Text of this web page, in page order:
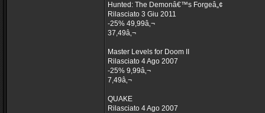
Hunted: The Demonâ€™s Forgeâ„¢
Rilasciato 3 Giu 2011
-25% 49,99â‚¬
37,49â‚¬
Master Levels for Doom II
Rilasciato 4 Ago 2007
-25% 9,99â‚¬
7,49â‚¬
QUAKE
Rilasciato 4 Ago 2007